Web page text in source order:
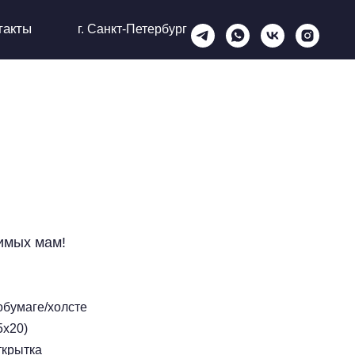
г. Санкт-Петербург
мам!
холсте